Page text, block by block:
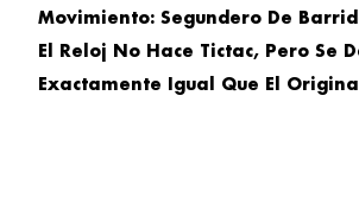
Movimiento: Segundero De
El Reloj No Hace Tictac, Pero Se
Exactamente Igual Que El Original